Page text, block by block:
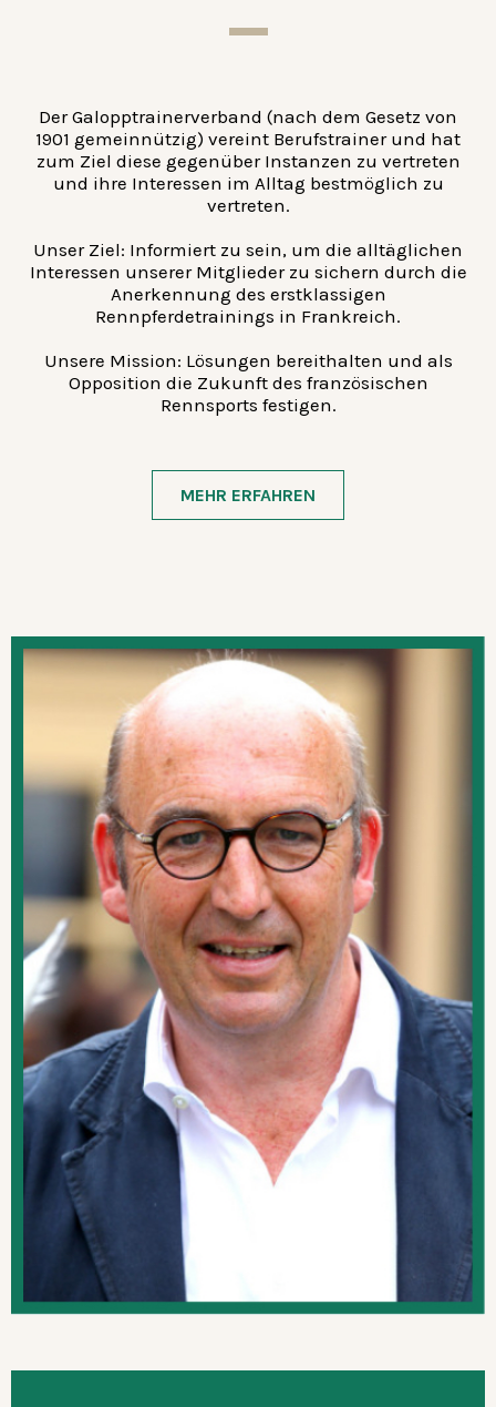
Der Galopptrainerverband (nach dem Gesetz von
1901 gemeinnützig) vereint Berufstrainer und hat
zum Ziel diese gegenüber Instanzen zu vertreten
und ihre Interessen im Alltag bestmöglich zu
vertreten.
Unser Ziel: Informiert zu sein, um die alltäglichen
Interessen unserer Mitglieder zu sichern durch die
Anerkennung des erstklassigen
Rennpferdetrainings in Frankreich.
Unsere Mission: Lösungen bereithalten und als
Opposition die Zukunft des französischen
Rennsports festigen.
MEHR ERFAHREN